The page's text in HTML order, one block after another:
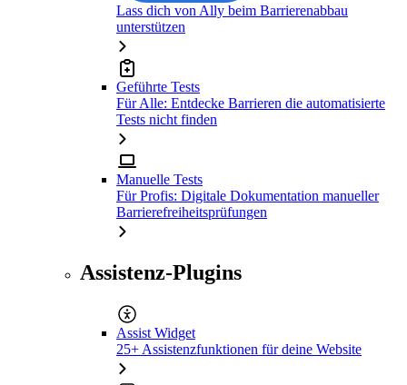
Lass dich von Ally beim Barrierenabbau
unterstützen
Geführte Tests
Für Alle: Entdecke Barrieren die automatisierte
Tests nicht finden
Manuelle Tests
Für Profis: Digitale Dokumentation manueller
Barrierefreiheitsprüfungen
Assistenz-Plugins
Assist Widget
25+ Assistenzfunktionen für deine Website